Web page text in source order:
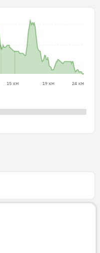
15 км 19 км 24 км